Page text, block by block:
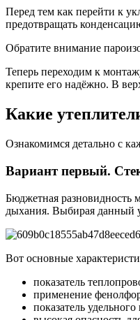
Перед тем как перейти к
предотвращать
Обратите внимание
Теперь переходим к
крепите его надёжно. В
Какие
Ознакомимся детально с
Вариант первый.
Бюджетная разновидность
дыхания. Выбирая данный
Вот основные
показатель
применение
показатель